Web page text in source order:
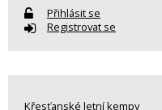
Přihlásit se
Registrovat se
Křesťanské letní kempy